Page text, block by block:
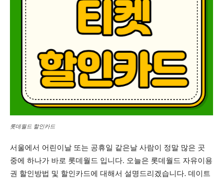
롯데월드 할인카드
서울에서 어린이날 또는 공휴일 같은날 사람이 정말 많은 곳
중에 하나가 바로 롯데월드 입니다. 오늘은 롯데월드 자유이용
권 할인방법 및 할인카드에 대해서 설명드리겠습니다. 데이트